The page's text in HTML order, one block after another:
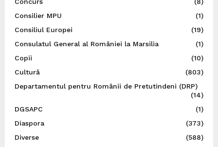
Consilier MPU
(1)
Consiliul Europei
(19)
Consulatul General al României la Marsilia
(1)
Copii
(10)
Cultură
(803)
Departamentul pentru Românii de Pretutindeni (DRP)
(14)
DGSAPC
(1)
Diaspora
(373)
Diverse
(588)